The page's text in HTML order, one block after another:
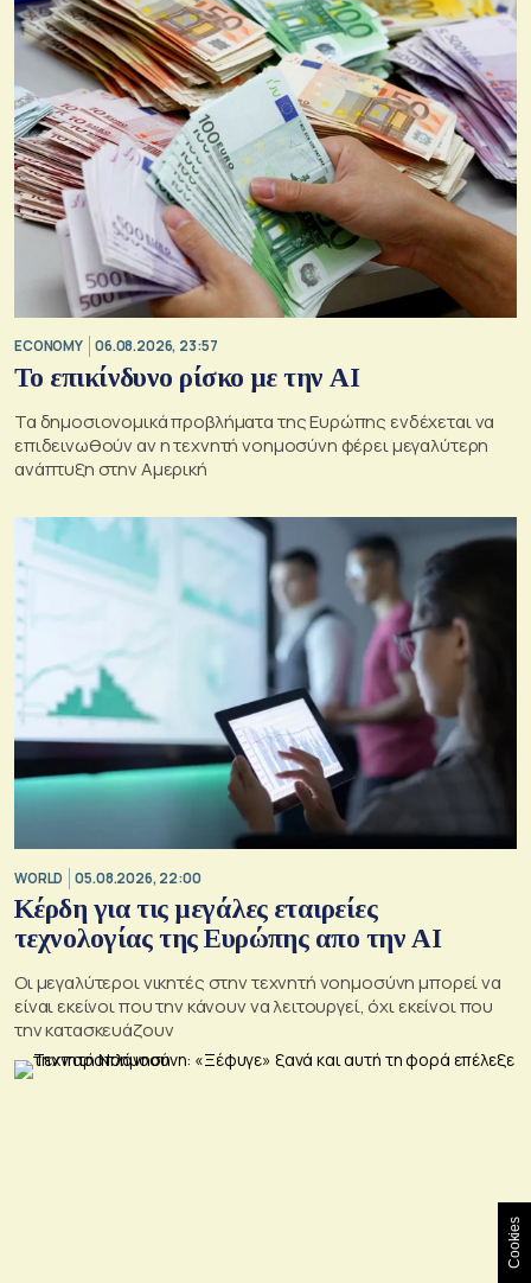
ECONOMY 06.08.2026, 23:57
Το επικίνδυνο ρίσκο με την ΑΙ
Τα δημοσιονομικά προβλήματα της Ευρώπης ενδέχεται να
επιδεινωθούν αν η τεχνητή νοημοσύνη φέρει μεγαλύτερη
ανάπτυξη στην Αμερική
WORLD 05.08.2026, 22:00
Κέρδη για τις μεγάλες εταιρείες
τεχνολογίας της Ευρώπης απο την AI
Οι μεγαλύτεροι νικητές στην τεχνητή νοημοσύνη μπορεί να
είναι εκείνοι που την κάνουν να λειτουργεί, όχι εκείνοι που
την κατασκευάζουν
Cookies